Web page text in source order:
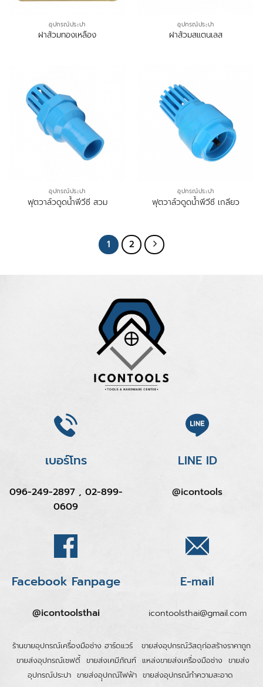
อุปกรณ์ประปา
ฝาส้วมทองเหลือง
อุปกรณ์ประปา
ฝาส้วมสแตนเลส
อุปกรณ์ประปา
ฟุตวาล์วดูดน้ำพีวีซี สวม
อุปกรณ์ประปา
ฟุตวาล์วดูดน้ำพีวีซี เกลียว
1 2
เบอร์โทร
096-249-2897 , 02-899-
0609
LINE ID
@icontools
Facebook Fanpage
@icontoolsthai
E-mail
icontoolsthai@gmail.com
ร้านขายอุปกรณ์เครื่องมือช่าง ฮาร์ดแวร์
ขายส่งอุปกรณ์วัสดุก่อสร้างราคาถูก
ขายส่งอุปกรณ์เซฟตี้ ขายส่งเคมีภัณฑ์ แหล่งขายส่งเครื่องมือช่าง ขายส่ง
อุปกรณ์ประปา ขายส่งอุุปกณ์ไฟฟ้า ขายส่งอุปกรณ์ทำความสะอาด